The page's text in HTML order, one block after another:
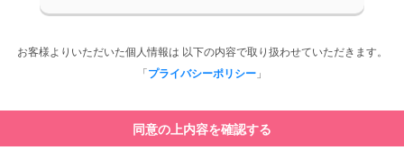
お客様よりいただいた個人情報は 以下の内容で取り扱わせていただきます。
「プライバシーポリシー 」